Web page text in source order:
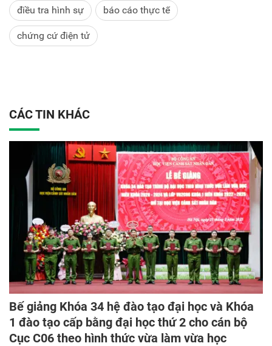
điều tra hình sự báo cáo thực tế
chứng cứ điện tử
CÁC TIN KHÁC
Bế giảng Khóa 34 hệ đào tạo đại học và Khóa
1 đào tạo cấp bằng đại học thứ 2 cho cán bộ
Cục C06 theo hình thức vừa làm vừa học